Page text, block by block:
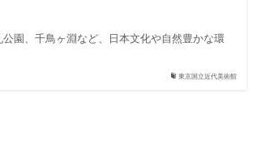
東京国立近代美術館
園、千鳥ヶ淵など、日本文化や自然豊かな環